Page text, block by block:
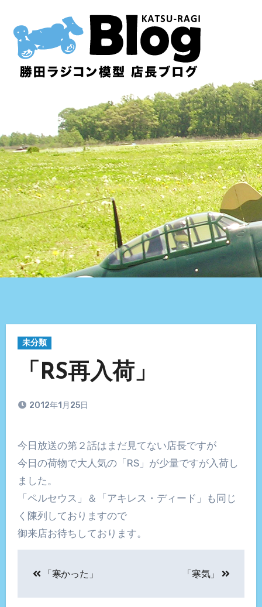
未分類
「RS再入荷」
2012年1月25日
今日放送の第２話はまだ見てない店長ですが
今日の荷物で大人気の「RS」が少量ですが入荷し
ました。
「ペルセウス」＆「アキレス・ディード」も同じ
く陳列しておりますので
御来店お待ちしております。
「寒かった」 「寒気」